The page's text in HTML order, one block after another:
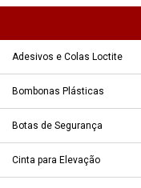
Adesivos e Colas Loctite
Bombonas Plásticas
Botas de Segurança
Cinta para Elevação